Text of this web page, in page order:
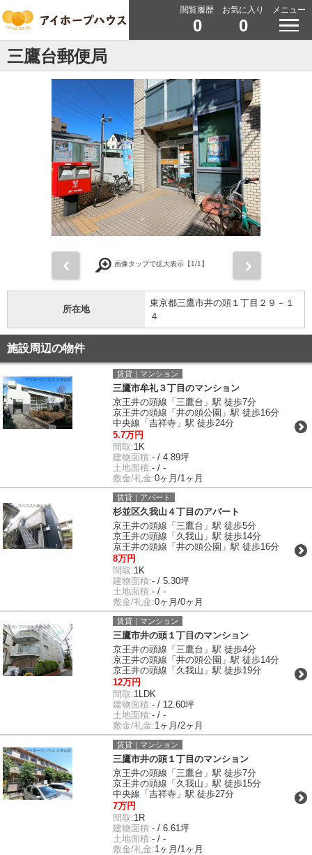
閲覧履歴
0
お気に入り
0
メニュー
三鷹台郵便局
画像タップで拡大表示【1/1】
所在地
東京都三鷹市井の頭１丁目２９－１
４
施設周辺の物件
賃貸｜マンション
三鷹市牟礼３丁目のマンション
京王井の頭線「三鷹台」駅 徒歩7分
京王井の頭線「井の頭公園」駅 徒歩16分
中央線「吉祥寺」駅 徒歩24分
5.7万円
間取:1K
建物面積:- / 4.89坪
土地面積:- / -
敷金/礼金:0ヶ月/1ヶ月
賃貸｜アパート
杉並区久我山４丁目のアパート
京王井の頭線「三鷹台」駅 徒歩5分
京王井の頭線「久我山」駅 徒歩14分
京王井の頭線「井の頭公園」駅 徒歩16分
8万円
間取:1K
建物面積:- / 5.30坪
土地面積:- / -
敷金/礼金:0ヶ月/0ヶ月
賃貸｜マンション
三鷹市井の頭１丁目のマンション
京王井の頭線「三鷹台」駅 徒歩4分
京王井の頭線「井の頭公園」駅 徒歩14分
京王井の頭線「久我山」駅 徒歩19分
12万円
間取:1LDK
建物面積:- / 12.60坪
土地面積:- / -
敷金/礼金:1ヶ月/2ヶ月
賃貸｜マンション
三鷹市井の頭１丁目のマンション
京王井の頭線「三鷹台」駅 徒歩7分
京王井の頭線「久我山」駅 徒歩15分
中央線「吉祥寺」駅 徒歩27分
7万円
間取:1R
建物面積:- / 6.61坪
土地面積:- / -
敷金/礼金:1ヶ月/1ヶ月